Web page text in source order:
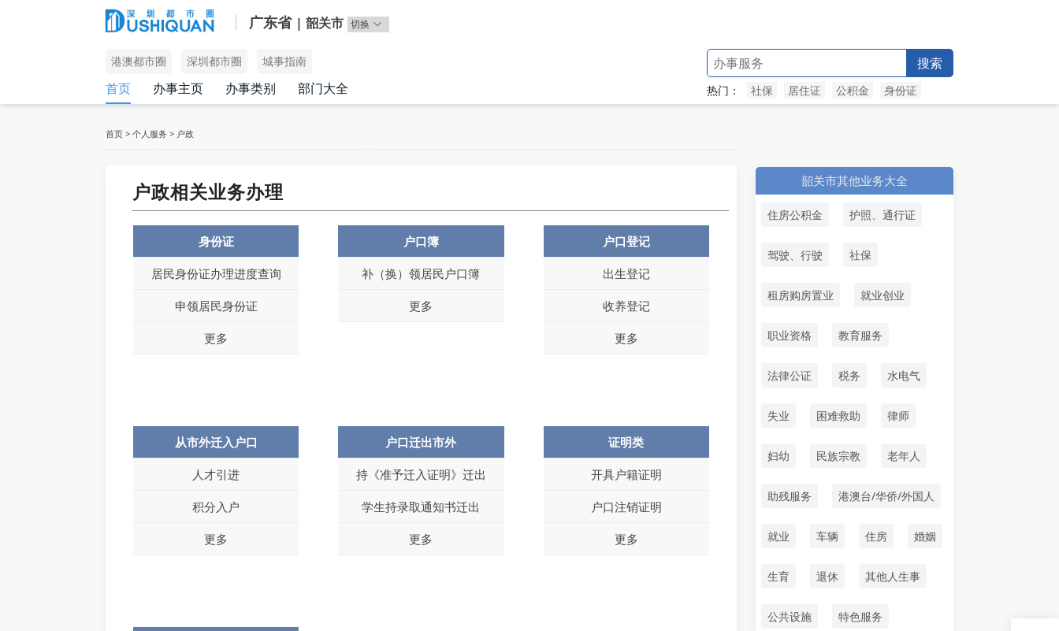
广东省 | 韶关市 切换
港澳都市圈 深圳都市圈 城事指南
首页 办事主页 办事类别 部门大全
搜索
热门： 社保 居住证 公积金 身份证
首页 > 个人服务 > 户政
户政相关业务办理
身份证
居民身份证办理进度查询
申领居民身份证
更多
户口簿
补（换）领居民户口簿
更多
户口登记
出生登记
收养登记
更多
从市外迁入户口
人才引进
积分入户
更多
户口迁出市外
持《准予迁入证明》迁出
学生持录取通知书迁出
更多
证明类
开具户籍证明
户口注销证明
更多
韶关市其他业务大全
住房公积金 护照、通行证
驾驶、行驶 社保
租房购房置业 就业创业
职业资格 教育服务
法律公证 税务 水电气
失业 困难救助 律师
妇幼 民族宗教 老年人
助残服务 港澳台/华侨/外国人
就业 车辆 住房 婚姻
生育 退休 其他人生事
公共设施 特色服务